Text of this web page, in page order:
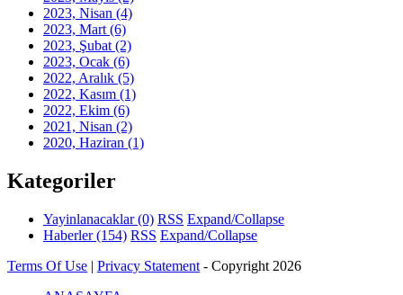
2023, Nisan (4)
2023, Mart (6)
2023, Şubat (2)
2023, Ocak (6)
2022, Aralık (5)
2022, Kasım (1)
2022, Ekim (6)
2021, Nisan (2)
2020, Haziran (1)
Kategoriler
Yayinlanacaklar(0) RSS Expand/Collapse
Haberler(154) RSS Expand/Collapse
Terms Of Use | Privacy Statement - Copyright 2026